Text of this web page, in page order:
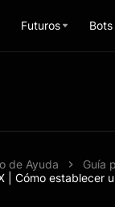
Futuros Bots
de Ayuda Guía
| Cómo establecer